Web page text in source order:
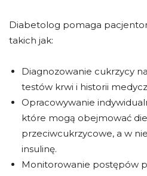
Diabetolog pomaga
takich jak:
Diagnozowanie cukrzycy
testów krwi i historii
Opracowywanie
które mogą obejmować
przeciwcukrzycowe, a w
insulinę.
Monitorowanie postępów